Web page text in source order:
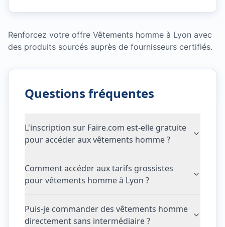
Renforcez votre offre Vêtements homme à Lyon avec
des produits sourcés auprès de fournisseurs certifiés.
Questions fréquentes
L'inscription sur Faire.com est-elle gratuite
pour accéder aux vêtements homme ?
Comment accéder aux tarifs grossistes
pour vêtements homme à Lyon ?
Puis-je commander des vêtements homme
directement sans intermédiaire ?